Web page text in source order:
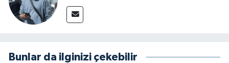
Bunlar da ilginizi çekebilir